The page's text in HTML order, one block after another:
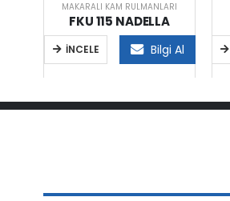
MAKARALI KAM RULMANLARI
FKU 115 NADELLA
İNCELE Bilgi Al